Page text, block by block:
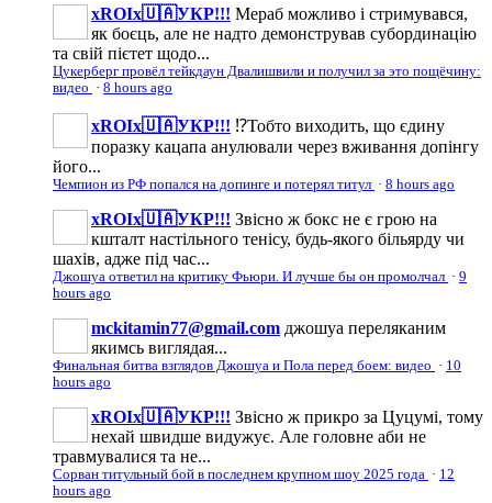
xROIx🇺🇦УКР!!! Мераб можливо і стримувався,
як боєць, але не надто демонстрував субординацію
та свій пієтет щодо...
Цукерберг провёл тейкдаун Двалишвили и получил за это пощёчину:
видео · 8 hours ago
xROIx🇺🇦УКР!!! ⁉️Тобто виходить, що єдину
поразку кацапа анулювали через вживання допінгу
його...
Чемпион из РФ попался на допинге и потерял титул · 8 hours ago
xROIx🇺🇦УКР!!! Звісно ж бокс не є грою на
кшталт настільного тенісу, будь-якого більярду чи
шахів, адже під час...
Джошуа ответил на критику Фьюри. И лучше бы он промолчал · 9
hours ago
mckitamin77@gmail.com джошуа переляканим
якимсь виглядая...
Финальная битва взглядов Джошуа и Пола перед боем: видео · 10
hours ago
xROIx🇺🇦УКР!!! Звісно ж прикро за Цуцумі, тому
нехай швидше видужує. Але головне аби не
травмувалися та не...
Сорван титульный бой в последнем крупном шоу 2025 года · 12
hours ago